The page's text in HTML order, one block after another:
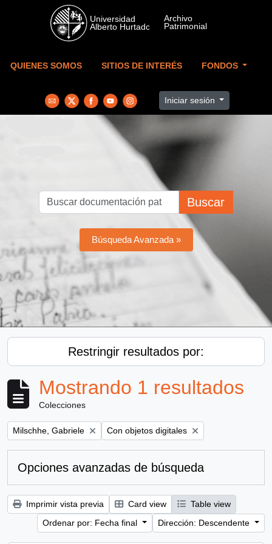
Skip to main content
QUIENES SOMOS SITIOS DE INTERÉS FONDOS
Iniciar sesión
Buscar
Búsqueda Avanzada »
Restringir resultados por:
Mostrando 1 resultados
Colecciones
Remove filter:
Milschhe, Gabriele Remove filter:
Con objetos digitales
Opciones avanzadas de búsqueda
Imprimir vista previa Card view
Table view
Ordenar por: Fecha final
Dirección: Descendente